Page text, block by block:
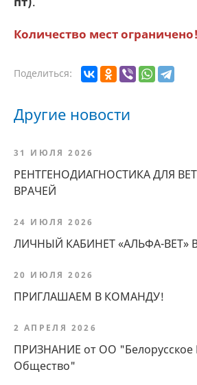
Количество мест ограничено!
Поделиться:
Другие новости
31 ИЮЛЯ 2026
РЕНТГЕНОДИАГНОСТИКА ДЛЯ
ВРАЧЕЙ
24 ИЮЛЯ 2026
ЛИЧНЫЙ КАБИНЕТ «АЛЬФА-ВЕТ»
20 ИЮЛЯ 2026
ПРИГЛАШАЕМ В КОМАНДУ!
2 АПРЕЛЯ 2026
ПРИЗНАНИЕ от ОО "Белорусское
Общество"